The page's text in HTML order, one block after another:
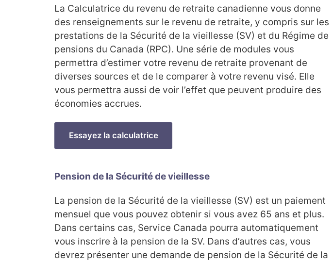
La Calculatrice du revenu de retraite canadienne vous donne
des renseignements sur le revenu de retraite, y compris sur les
prestations de la Sécurité de la vieillesse (SV) et du Régime de
pensions du Canada (RPC). Une série de modules vous
permettra d’estimer votre revenu de retraite provenant de
diverses sources et de le comparer à votre revenu visé. Elle
vous permettra aussi de voir l’effet que peuvent produire des
économies accrues.
Essayez la calculatrice
Pension de la Sécurité de vieillesse
La pension de la Sécurité de la vieillesse (SV) est un paiement
mensuel que vous pouvez obtenir si vous avez 65 ans et plus.
Dans certains cas, Service Canada pourra automatiquement
vous inscrire à la pension de la SV. Dans d’autres cas, vous
devrez présenter une demande de pension de la Sécurité de la